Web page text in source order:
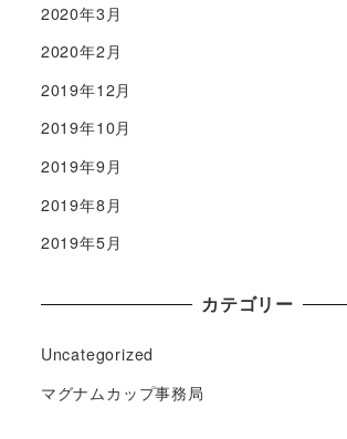
2020年3月
2020年2月
2019年12月
2019年10月
2019年9月
2019年8月
2019年5月
カテゴリー
Uncategorized
マグナムカップ事務局